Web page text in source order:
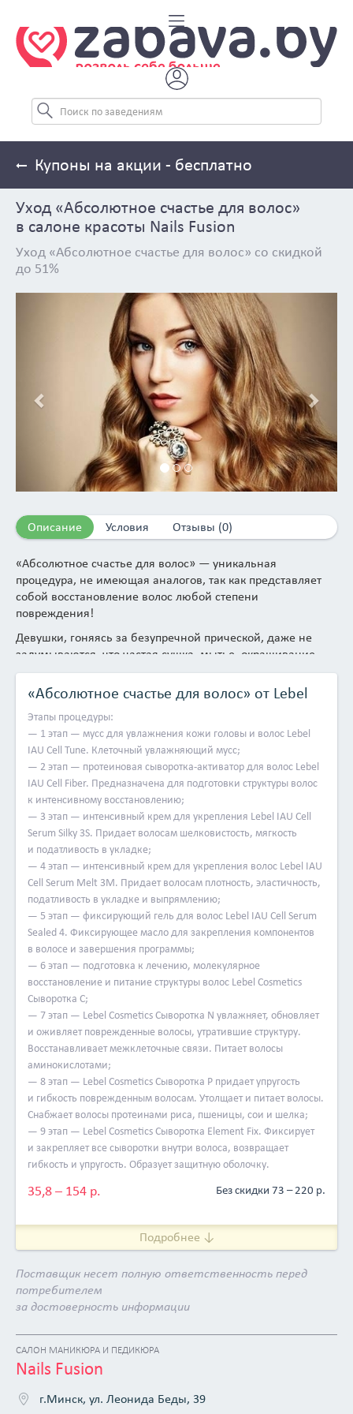
Купоны на акции - бесплатно
Уход «Абсолютное счастье для волос»
в салоне красоты Nails Fusion
Уход «Абсолютное счастье для волос» со скидкой
до 51%
Описание Условия Отзывы (0)
«Абсолютное счастье для волос» — уникальная
процедура, не имеющая аналогов, так как представляет
собой восстановление волос любой степени
повреждения!
Девушки, гоняясь за безупречной прической, даже не
задумываются, что частая сушка, мытье, окрашивание,
завивка и выпрямление локонов, просто изнашивают
волосы. И вскоре, волосы перестают быть длинными,
шелковистыми и блестящими. Но есть кое-что, что
поможет практически за мгновения вернуть былую
красоту волосам — это процедура абсолютное счастье для
волос Lebel.
Самым первым и заметным эффектом данной процедуры
является живой блеск и мягкость волос. С каждой
последующей процедурой волосы становятся более
здоровыми, гладкими, а кожа головы увлажняется. И все
это можно добиться за несколько процедур, а первый
заметный эффект, вы увидите сразу же по окончанию
первого сеанса.
Ни один, из уже известных составов для ухода за
волосами, не может победить ни в популярности, ни в
эффективности Lebel «Абсолютное счастье для волос». И
нет тут никакой магии, все просто — косметика этой
ухаживающей серии, обладает мощными
положительными характеристиками:
— вся линейка средств создана на основе натуральных
компонентов;
— подходит для детей и взрослых;
— формула проникновения активных молекул и
очищения;
— на высшем инновационном уровне;
— в косметике полностью отсутствуют вредные вещества
и красители
— все средства просты в использовании;
— серия Lebel Cosmetics Happiest способна восстановить
даже самые плачевные повреждения волос;
утяжеляет волосы
ощущение сеанса ароматерапии;
— вся косметика универсальна и достаточно экономично
Весь набор «Абсолютное счастье для волос» — это
средства, произведенные только на натуральном,
— протеины шелка — они покрывают локоны защитным
«коконом» и делают ровными и гладкими;
— экстракт подсолнечника — мощный антиоксидант;
— гиалуроновая кислота — «запечатывает» влагу в
волосах;
«Абсолютное счастье для волос» от Lebel
Этапы процедуры:
— 1 этап — мусс для увлажнения кожи головы и волос Lebel
IAU Cell Tune. Клеточный увлажняющий мусс;
— 2 этап — протеиновая сыворотка-активатор для волос Lebel
IAU Cell Fiber. Предназначена для подготовки структуры волос
к интенсивному восстановлению;
— 3 этап — интенсивный крем для укрепления Lebel IAU Cell
Serum Silky 3S. Придает волосам шелковистость, мягкость
и податливость в укладке;
— 4 этап — интенсивный крем для укрепления волос Lebel IAU
Cell Serum Melt 3M. Придает волосам плотность, эластичность,
податливость в укладке и выпрямлению;
— 5 этап — фиксирующий гель для волос Lebel IAU Cell Serum
Sealed 4. Фиксирующее масло для закрепления компонентов
в волосе и завершения программы;
— 6 этап — подготовка к лечению, молекулярное
восстановление и питание структуры волос Lebel Cosmetics
Сыворотка C;
— 7 этап — Lebel Cosmetics Сыворотка N увлажняет, обновляет
и оживляет поврежденные волосы, утратившие структуру.
Восстанавливает межклеточные связи. Питает волосы
аминокислотами;
— 8 этап — Lebel Cosmetics Сыворотка P придает упругость
и гибкость поврежденным волосам. Утолщает и питает волосы.
Снабжает волосы протеинами риса, пшеницы, сои и шелка;
— 9 этап — Lebel Cosmetics Сыворотка Element Fix. Фиксирует
и закрепляет все сыворотки внутри волоса, возвращает
гибкость и упругость. Образует защитную оболочку.
35,8 – 154 р. Без скидки 73 – 220 р.
Подробнее ↓
Поставщик несет полную ответственность перед
потребителем
за достоверность информации
САЛОН МАНИКЮРА И ПЕДИКЮРА
Nails Fusion
г.Минск, ул. Леонида Беды, 39